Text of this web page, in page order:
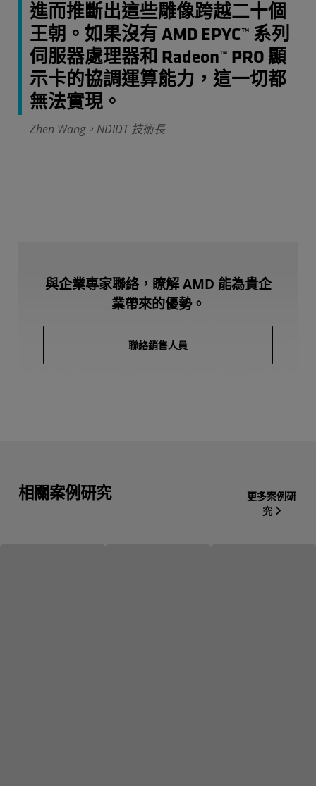
進而推斷出這些雕像跨越二十個
王朝。如果沒有 AMD EPYC™ 系列
伺服器處理器和 Radeon™ PRO 顯
示卡的協調運算能力，這一切都
無法實現。
Zhen Wang，NDIDT 技術長
與企業專家聯絡，瞭解 AMD 能為貴企
業帶來的優勢。
聯絡銷售人員
相關案例研究
更多案例研
究